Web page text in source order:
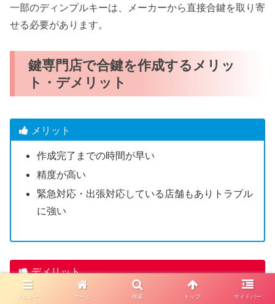
一部のディンプルキーは、メーカーから直接合鍵を取り寄
せる必要があります。
鍵専門店で合鍵を作成するメリッ
ト・デメリット
メリット
作成完了までの時間が早い
精度が高い
緊急対応・出張対応している店舗もありトラブル
に強い
デメリット
一部のディンプルキーは店舗で合鍵作成できない
メニュー ホーム 検索 トップ サイドバー